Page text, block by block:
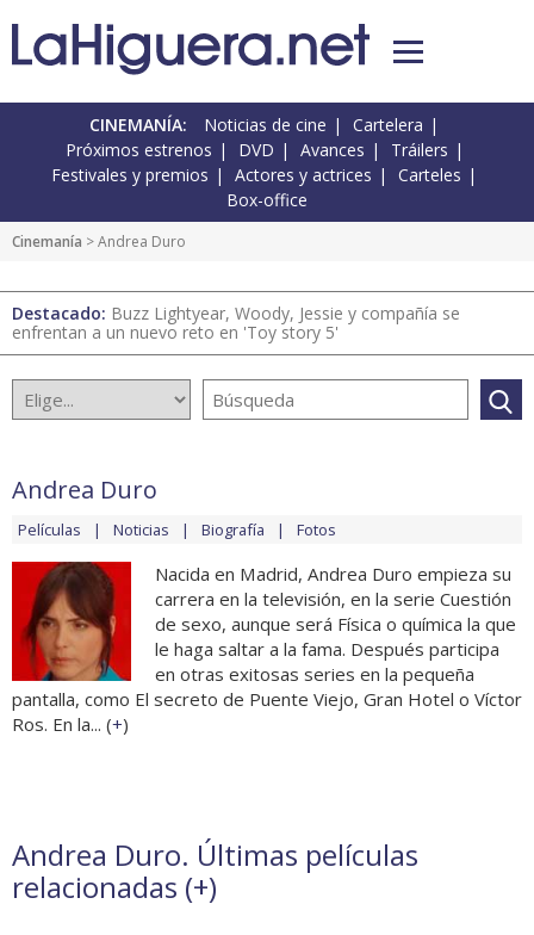
CINEMANÍA: Noticias de cine
Cartelera
Próximos estrenos
DVD Avances
Tráilers
Festivales y premios
Actores y actrices
Carteles
Box-office
Cinemanía > Andrea Duro
Destacado: Buzz Lightyear, Woody, Jessie y compañía se
enfrentan a un nuevo reto en 'Toy story 5'
Andrea Duro
Películas Noticias Biografía Fotos
Nacida en Madrid, Andrea Duro empieza su
carrera en la televisión, en la serie Cuestión
de sexo, aunque será Física o química la que
le haga saltar a la fama. Después participa
en otras exitosas series en la pequeña
pantalla, como El secreto de Puente Viejo, Gran Hotel o Víctor
Ros. En la... (+)
Andrea Duro. Últimas películas
relacionadas (+)